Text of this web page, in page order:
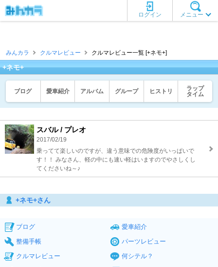
メニュー
ログイン
みんカラ クルマレビュー クルマレビュー一覧 [+ネモ+]
+ネモ+
ブログ 愛車紹介 アルバム グループ ヒストリ
ラップ
タイム
スバル / プレオ
2017/02/19
乗ってて楽しいのですが、違う意味での危険度がいっぱいで
す！！ みなさん、軽の中にも速い軽はいますのでやさしくし
てくださいね～♪
+ネモ+さん
ブログ
愛車紹介
整備手帳
パーツレビュー
クルマレビュー
何シテル？